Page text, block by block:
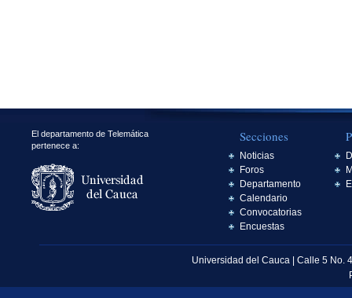
El departamento de Telemática
pertenece a:
Secciones
Noticias
Foros
Departamento
Calendario
Convocatorias
Encuestas
Universidad del Cauca | Calle 5 No.